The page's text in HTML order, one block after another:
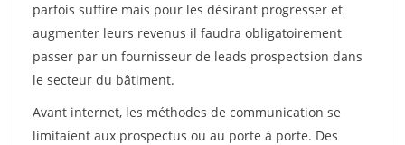
parfois suffire mais pour les désirant progresser et
augmenter leurs revenus il faudra obligatoirement
passer par un fournisseur de leads prospectsion dans
le secteur du bâtiment.
Avant internet, les méthodes de communication se
limitaient aux prospectus ou au porte à porte. Des